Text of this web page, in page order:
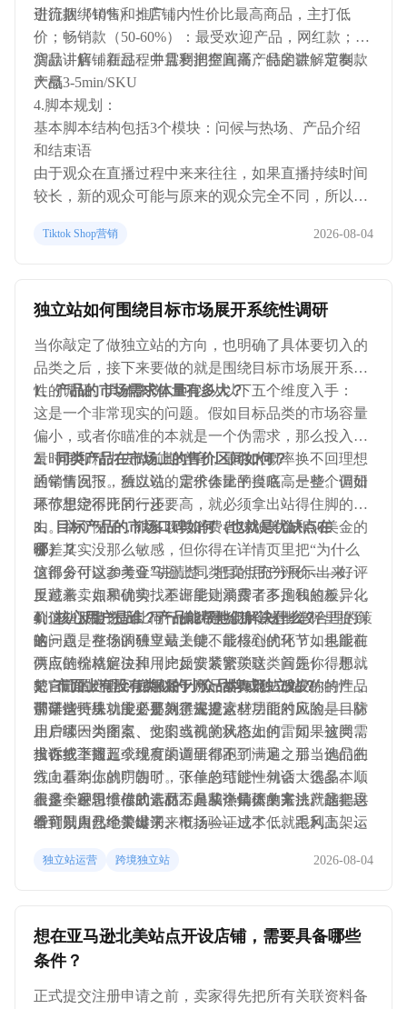
进行捆绑销售和推广；
引流款（10%）：店铺内性价比最高商品，主打低
价；畅销款（50-60%）：最受欢迎产品，网红款；利
润款：店铺新品，并且利润空间高；特定款：定制款
产品
货品讲解：在过程中需要把握直播产品的讲解节奏，
大概3-5min/SKU
4.脚本规划：
基本脚本结构包括3个模块：问候与热场、产品介绍
和结束语
由于观众在直播过程中来来往往，如果直播持续时间
较长，新的观众可能与原来的观众完全不同，所以卖
新的观众可以跟上。另外，也可以在产品介绍之间加
Tiktok Shop营销 2026-08-04
独立站如何围绕目标市场展开系统性调研
当你敲定了做独立站的方向，也明确了具体要切入的
品类之后，接下来要做的就是围绕目标市场展开系统
性的调研。具体来说，可以从以下五个维度入手：
1、产品的市场需求体量有多大？
这是一个非常现实的问题。假如目标品类的市场容量
偏小，或者你瞄准的本就是一个伪需求，那么投入大
量时间和精力去做前期培育，最终大概率换不回理想
的销售回报。所以说，需求体量的摸底，是整个调研
环节里绕不开的一步。
2、同类产品在市场上的售价区间如何？
通常情况下，独立站的定价会比平台略高一些。但如
果你想定得比同行还要高，就必须拿出站得住脚的理
由。举个例子，很多欧美消费者对30美金和50美金的
价差其实没那么敏感，但你得在详情页里把“为什么
值得多付这20美金”讲清楚，把卖点充分展示出来。
反过来，如果确实找不出能让消费者多掏钱的差异化
价值，那定价上比同行低2-3美金，算是比较合理的策
略。
3、目标产品的市场口碑如何（也就是优缺点在
哪）？
这部分可以参考亚马逊上同类目的用户评价——好评
里藏着卖点和优势，差评里则暴露了不足和短板。拿
到这些反馈之后，下一步就是判断：这些差评里提到
的问题，在你的独立站上能不能得到优化？如果能在
供应链端就解决掉（比如安装繁琐这类问题），那就
把它前置处理；如果属于产品本身无法改变的特性，
那详情页里就没必要刻意去提。
4、核心用户是谁？产品能帮他们解决什么？
这一点是整场调研里最关键、最核心的环节，也跟前
两点的价格定位和用户反馈紧密关联。首先你得想清
楚自己的产品到底服务于哪一类人群。假设你的产品
带某些特殊功能，那就得深挖这些功能对应的是目标
用户哪一类痛点、他们当前的状态如何。如果这类需
求在线下商超或现有渠道里得不到满足，那当他们在
线上看到你的广告时，下单的可能性就会大很多。顺
着这个逻辑，你的素材方向和详情页文案，就能把这
些背景自然地带出来。
5、市面上有没有类似的小众品牌或独立站？
调研这一块，主要是为了规避素材层面的风险——防
止后续因为图案、文案或视觉风格上的雷同，被同行
投诉或举报。
当你把上述五个维度的调研都跑了一遍之后，选品的
方向基本上就明朗了。张佳总结过一句话：选品本质
上是一种思维模式，而不是某个具体的方法。这套思
维可以用几个关键词来概括——成本低、毛利高、运
一套通用逻辑，放在独立站出海这件事上也同样适
很多卖家习惯借助选品工具或热销榜单来挑产品——
看到别人已经卖爆了、市场验证过了，就跟风上架同
是“跟卖同一款产品”，而是“这款产品为什么能
些优化和升级。
独立站运营 跨境独立站 2026-08-04
想在亚马逊北美站点开设店铺，需要具备哪些
条件？
正式提交注册申请之前，卖家得先把所有关联资料备